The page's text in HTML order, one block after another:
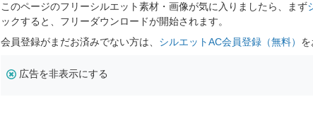
このページのフリーシルエット素材・画像が気に入りましたら、まず
ックすると、フリーダウンロードが開始されます。
会員登録がまだお済みでない方は、 シルエットAC会員登録（無料） を
広告を非表示にする